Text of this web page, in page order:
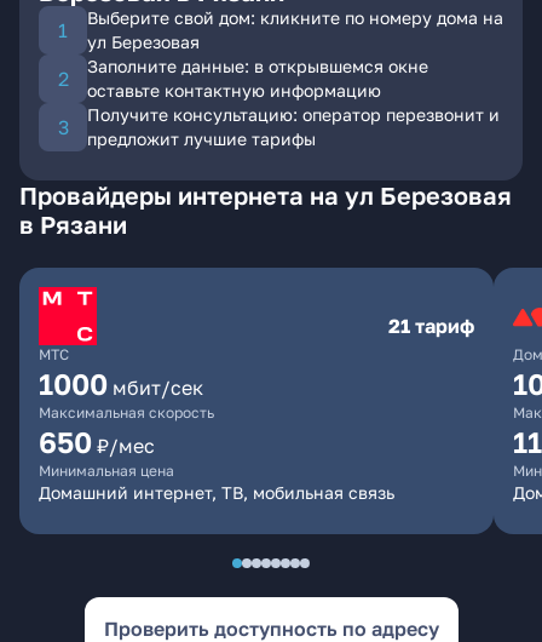
Выберите свой дом: кликните по номеру дома на
ул Березовая
Заполните данные: в открывшемся окне
оставьте контактную информацию
Получите консультацию: оператор перезвонит и
предложит лучшие тарифы
Провайдеры интернета на ул Березовая
в Рязани
МТС
21 тариф
1000 мбит/сек
Максимальная скорость
650 ₽/мес
Минимальная цена
Домашний интернет, ТВ, мобильная связь
Проверить доступность по адресу